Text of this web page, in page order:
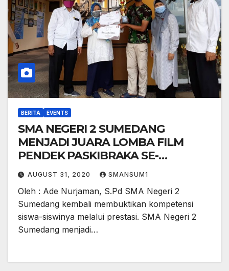
BERITA EVENTS
SMA NEGERI 2 SUMEDANG
MENJADI JUARA LOMBA FILM
PENDEK PASKIBRAKA SE-
KABUPATEN SUMEDANG
AUGUST 31, 2020 SMANSUM1
Oleh : Ade Nurjaman, S.Pd SMA Negeri 2
Sumedang kembali membuktikan kompetensi
siswa-siswinya melalui prestasi. SMA Negeri 2
Sumedang menjadi…